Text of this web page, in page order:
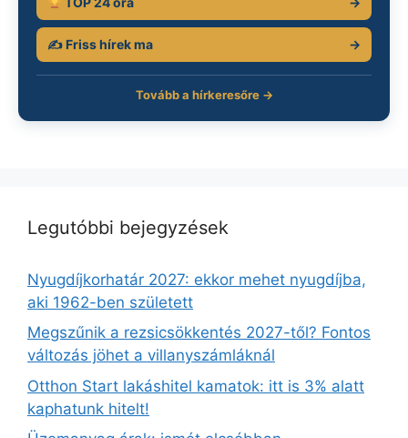
✍️ Friss hírek ma →
Tovább a hírkeresőre →
Legutóbbi bejegyzések
Nyugdíjkorhatár 2027: ekkor mehet nyugdíjba,
aki 1962-ben született
Megszűnik a rezsicsökkentés 2027-től? Fontos
változás jöhet a villanyszámláknál
Otthon Start lakáshitel kamatok: itt is 3% alatt
kaphatunk hitelt!